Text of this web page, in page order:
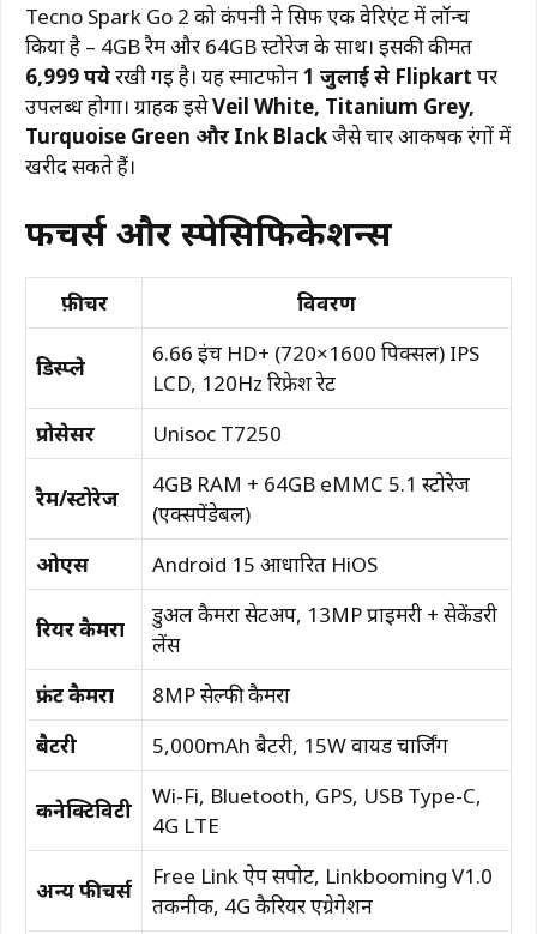
Tecno Spark Go 2 को कंपनी ने सिर्फ एक वेरिएंट में लॉन्च
किया है – 4GB रैम और 64GB स्टोरेज के साथ। इसकी कीमत
6,999 रुपयेरखी गई है। यह स्मार्टफोन1 जुलाई से Flipkart पर
उपलब्ध होगा। ग्राहक इसेVeil White, Titanium Grey,
Turquoise Green और Ink Blackजैसे चार आकर्षक रंगों में
खरीद सकते हैं।
फीचर्स और स्पेसिफिकेशन्स
फ़ीचर विवरण
डिस्प्ले
6.66 इंच HD+ (720×1600 पिक्सल) IPS
LCD, 120Hz रिफ्रेश रेट
प्रोसेसर
Unisoc T7250
रैम/स्टोरेज
4GB RAM + 64GB eMMC 5.1 स्टोरेज
(एक्सपेंडेबल)
ओएस
Android 15 आधारित HiOS
रियर कैमरा
डुअल कैमरा सेटअप, 13MP प्राइमरी + सेकेंडरी
लेंस
फ्रंट कैमरा
8MP सेल्फी कैमरा
बैटरी
5,000mAh बैटरी, 15W वायर्ड चार्जिंग
कनेक्टिविटी
Wi-Fi, Bluetooth, GPS, USB Type-C,
4G LTE
अन्य फीचर्स
Free Link ऐप सपोर्ट, Linkbooming V1.0
तकनीक, 4G कैरियर एग्रेगेशन